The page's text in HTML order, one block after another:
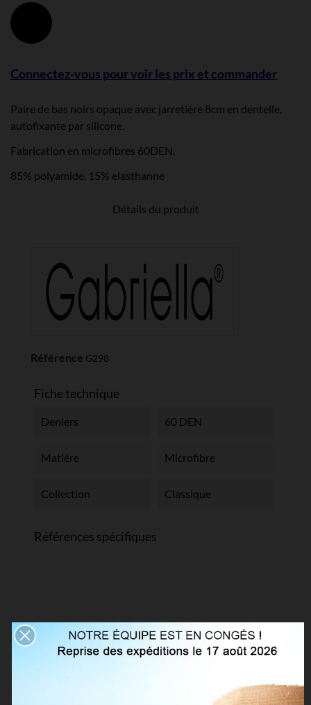
Connectez-vous pour voir les prix et commander
Paire de bas noirs opaque avec jarretière 8cm en dentelle,
autofixante par silicone.
Fabrication en microfibres 60DEN.
85% polyamide, 15% elasthanne
Détails du produit
Référence G298
Fiche technique
Deniers 60 DEN
Matière Microfibre
Collection Classique
Références spécifiques
VOUS AIMEREZ AUSSI